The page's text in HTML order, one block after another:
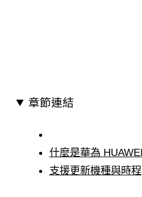
章節連結
什麼是華為
支援更新機種與時程